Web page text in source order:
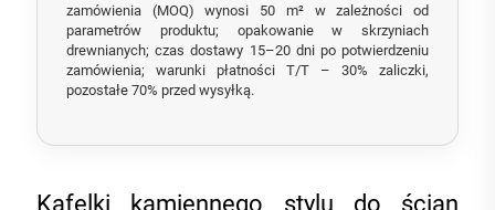
zamówienia (MOQ) wynosi 50 m² w zależności od
parametrów produktu; opakowanie w skrzyniach
drewnianych; czas dostawy 15–20 dni po potwierdzeniu
zamówienia; warunki płatności T/T – 30% zaliczki,
pozostałe 70% przed wysyłką.
Kafelki kamiennego stylu do ścian